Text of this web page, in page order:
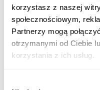
korzystasz z naszej
społecznościowym,
Partnerzy mogą
otrzymanymi od Ciebie
korzystania z ich usług.
Spodnie dresowe męskie
Dresy męskieto jeden z
współczesnego
stylizacjach czy podczas
maksymalną wygodę, ale